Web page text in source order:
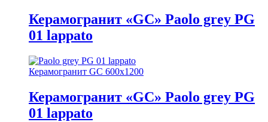
Керамогранит «GC» Paolo grey PG
01 lappato
Керамогранит GC 600х1200
Керамогранит «GC» Paolo grey PG
01 lappato